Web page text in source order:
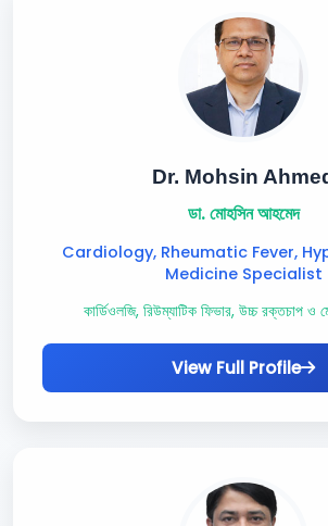
Dr. Mohsin
ডা. মোহসিন আহমেদ
Cardiology, Rheumatic Fever,
Medicine Specialist
কার্ডিওলজি, রিউম্যাটিক ফিভার, উচ্চ রক্তচাপ ও
View Full Profile